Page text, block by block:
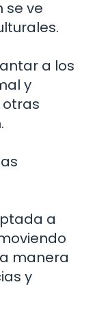
ve
a los
y
a
manera
y